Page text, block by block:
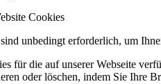
Cookies
unbedingt erforderlich, um
für die auf unserer Webseite
oder löschen, indem Sie Ihre